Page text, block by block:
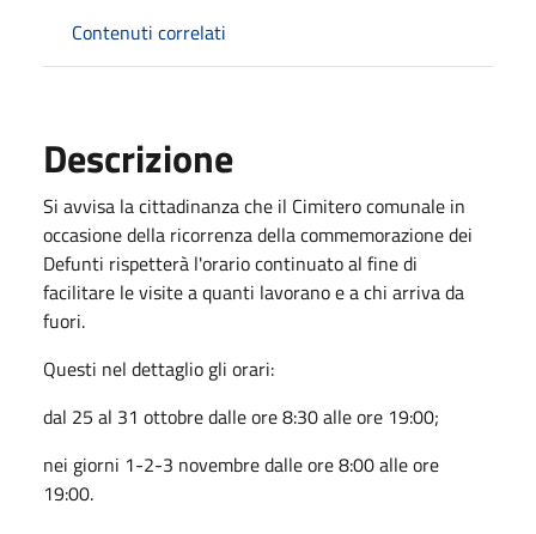
Contenuti correlati
Descrizione
Si avvisa la cittadinanza che il Cimitero comunale in
occasione della ricorrenza della commemorazione dei
Defunti rispetterà l'orario continuato al fine di
facilitare le visite a quanti lavorano e a chi arriva da
fuori.
Questi nel dettaglio gli orari:
dal 25 al 31 ottobre dalle ore 8:30 alle ore 19:00;
nei giorni 1-2-3 novembre dalle ore 8:00 alle ore
19:00.